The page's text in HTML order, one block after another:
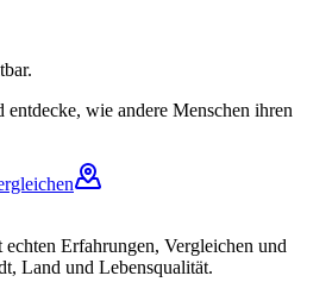
wie andere Menschen ihren
echten Erfahrungen, Vergleichen und
Land und Lebensqualität.